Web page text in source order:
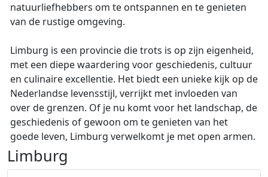
natuurliefhebbers om te ontspannen en te genieten
van de rustige omgeving.
Limburg is een provincie die trots is op zijn eigenheid,
met een diepe waardering voor geschiedenis, cultuur
en culinaire excellentie. Het biedt een unieke kijk op de
Nederlandse levensstijl, verrijkt met invloeden van
over de grenzen. Of je nu komt voor het landschap, de
geschiedenis of gewoon om te genieten van het
goede leven, Limburg verwelkomt je met open armen.
Limburg